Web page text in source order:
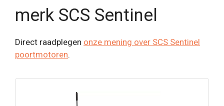
merk SCS Sentinel
Direct raadplegen onze mening over SCS Sentinel
poortmotoren.